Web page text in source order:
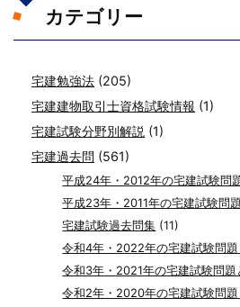
カテゴリー
宅建勉強法 (205)
宅建建物取引士資格試験情報 (1)
宅建試験分野別解説 (1)
宅建過去問 (561)
平成24年・2012年の宅建試験問
平成23年・2011年の宅建試験問
宅建試験過去問集 (11)
令和4年・2022年の宅建試験問題
令和3年・2021年の宅建試験問題
令和2年・2020年の宅建試験問題